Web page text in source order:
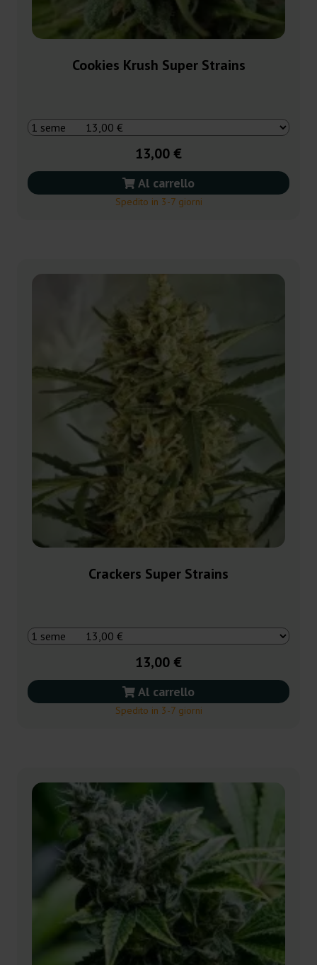
Cookies Krush Super Strains
13,00 €
Al carrello
Spedito in 3-7 giorni
Crackers Super Strains
13,00 €
Al carrello
Spedito in 3-7 giorni